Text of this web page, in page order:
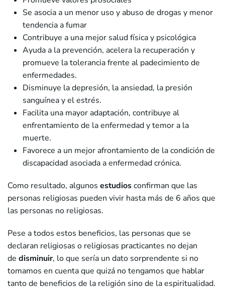
Se asocia a un menor uso y abuso de drogas y menor
tendencia a fumar
Contribuye a una mejor salud física y psicológica
Ayuda a la prevención, acelera la recuperación y
promueve la tolerancia frente al padecimiento de
enfermedades.
Disminuye la depresión, la ansiedad, la presión
sanguínea y el estrés.
Facilita una mayor adaptación, contribuye al
enfrentamiento de la enfermedad y temor a la
muerte.
Favorece a un mejor afrontamiento de la condición de
discapacidad asociada a enfermedad crónica.
Como resultado, algunos estudiosconfirman que las
personas religiosas pueden vivir hasta más de 6 años que
las personas no religiosas.
Pese a todos estos beneficios, las personas que se
declaran religiosas o religiosas practicantes no dejan
de disminuir, lo que sería un dato sorprendente si no
tomamos en cuenta que quizá no tengamos que hablar
tanto de beneficios de la religión sino de la espiritualidad.